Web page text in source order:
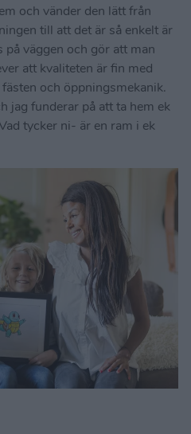
och vänder den lätt från
till att det är så enkelt är
väggen och gör att man
att kvaliteten är fin med
och öppningsmekanik.
jag funderar på att ta hem ek
tycker ni- är en ram i ek